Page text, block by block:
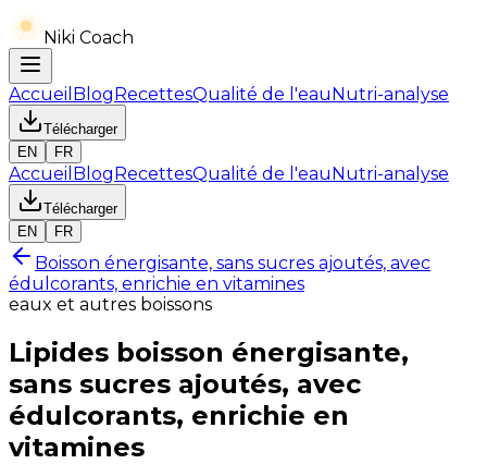
Niki Coach
Accueil BlogRecettesQualité de l'eauNutri-analyse
Télécharger
EN
FR
Accueil BlogRecettesQualité de l'eauNutri-analyse
Télécharger
EN
FR
Boisson énergisante, sans sucres ajoutés, avec
édulcorants, enrichie en vitamines
eaux et autres boissons
Lipides boisson énergisante,
sans sucres ajoutés, avec
édulcorants, enrichie en
vitamines